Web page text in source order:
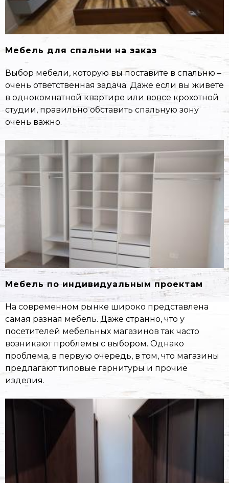
Мебель для спальни на заказ
Выбор мебели, которую вы поставите в спальню –
очень ответственная задача. Даже если вы живете
в однокомнатной квартире или вовсе крохотной
студии, правильно обставить спальную зону
очень важно.
Мебель по индивидуальным проектам
На современном рынке широко представлена
самая разная мебель. Даже странно, что у
посетителей мебельных магазинов так часто
возникают проблемы с выбором. Однако
проблема, в первую очередь, в том, что магазины
предлагают типовые гарнитуры и прочие
изделия.